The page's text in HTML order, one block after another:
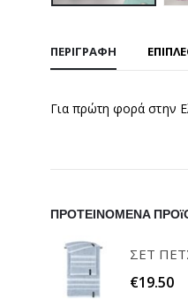
ΠΕΡΙΓΡΑΦΉ
Για πρώτη φορά στην
ΠΡΟΤΕΙΝΟΜΕΝΑ
€19.50